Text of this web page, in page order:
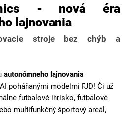
- nová éra
lajnovania
stroje bez chýb a
autonómneho lajnovania
poháňanými modelmi FJD! Či už
futbalové ihrisko, futbalové
multifunkčný športový areál,